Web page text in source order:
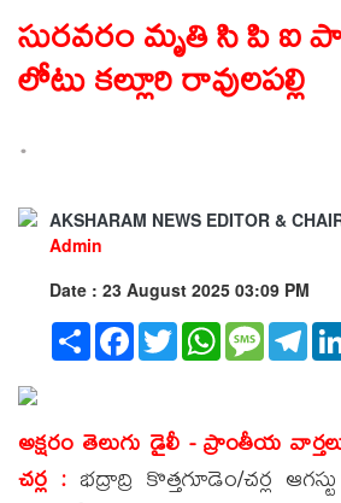
సురవరం మృతి సి పి ఐ
లోటు కల్లూరి రావులపల్లి
.
AKSHARAM NEWS EDITOR &
Admin
Date : 23 August 2025 03:09 PM
Share Facebook
TwitterWhatsAppMessage
అక్షరం తెలుగు డైలీ - ప్రాంతీయ
చర్ల : భద్రాద్రి కొత్తగూడెం/చర్ల